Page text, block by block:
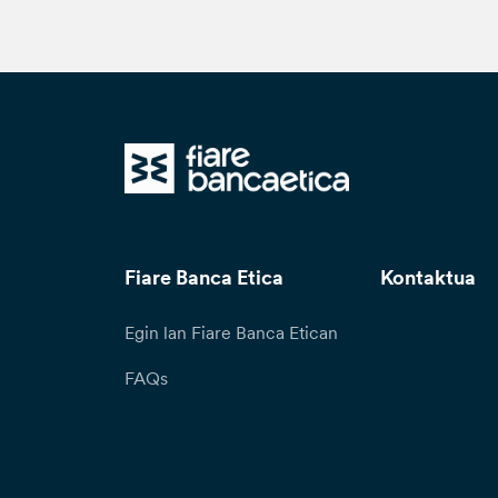
Fiare Banca Etica
Egin lan Fiare Banca Etican
FAQs
Kontaktua